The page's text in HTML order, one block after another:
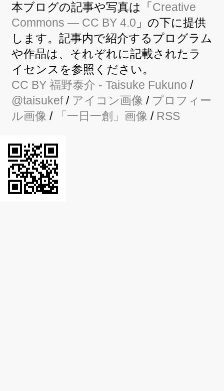
本ブログの記事や写真は「 Creative
Commons — CC BY 4.0 」の下に提供
します。記事内で紹介するプログラム
や作品は、それぞれに記載されたラ
イセンスを参照ください。
CC BY 福野泰介 - Taisuke Fukuno /
@taisukef/ アイコン画像 / プロフィー
ル画像 / 「一日一創」画像 / RSS